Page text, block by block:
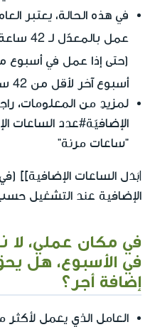
في هذه الحالة، يعتبر
عمل
أسبوع آخر لأقل من 42 ساعة).
لمزيدٍ من المعلومات،
الإضافيّة#عدد الساعات
"ساعات مرنة"
|بَدَل الساعات الإضافية]]
الإضافية عند التشغيل
في الأسبوع، هل
إضافة أجر؟